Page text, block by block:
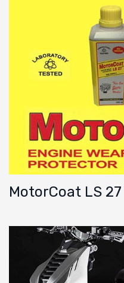
MotorCoat LS 27